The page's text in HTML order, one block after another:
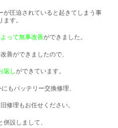
が圧迫されていると起きてしまう事
ます。
って無事改善ができました。
善ができましたので、
返しができています。
にもバッテリー交換修理、
修理もお任せください。
設しまして、